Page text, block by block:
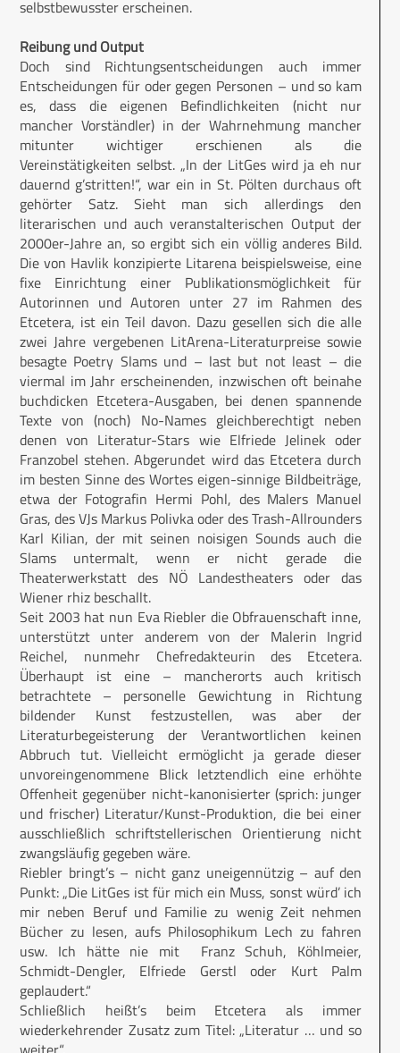
selbstbewusster erscheinen.
Reibung und Output
Doch sind Richtungsentscheidungen auch immer
Entscheidungen für oder gegen Personen – und so kam
es, dass die eigenen Befindlichkeiten (nicht nur
mancher Vorständler) in der Wahrnehmung mancher
mitunter wichtiger erschienen als die
Vereinstätigkeiten selbst. „In der LitGes wird ja eh nur
dauernd g’stritten!“, war ein in St. Pölten durchaus oft
gehörter Satz. Sieht man sich allerdings den
literarischen und auch veranstalterischen Output der
2000er-Jahre an, so ergibt sich ein völlig anderes Bild.
Die von Havlik konzipierte Litarena beispielsweise, eine
fixe Einrichtung einer Publikationsmöglichkeit für
Autorinnen und Autoren unter 27 im Rahmen des
Etcetera, ist ein Teil davon. Dazu gesellen sich die alle
zwei Jahre vergebenen LitArena-Literaturpreise sowie
besagte Poetry Slams und – last but not least – die
viermal im Jahr erscheinenden, inzwischen oft beinahe
buchdicken Etcetera-Ausgaben, bei denen spannende
Texte von (noch) No-Names gleichberechtigt neben
denen von Literatur-Stars wie Elfriede Jelinek oder
Franzobel stehen. Abgerundet wird das Etcetera durch
im besten Sinne des Wortes eigen-sinnige Bildbeiträge,
etwa der Fotografin Hermi Pohl, des Malers Manuel
Gras, des VJs Markus Polivka oder des Trash-Allrounders
Karl Kilian, der mit seinen noisigen Sounds auch die
Slams untermalt, wenn er nicht gerade die
Theaterwerkstatt des NÖ Landestheaters oder das
Wiener rhiz beschallt.
Seit 2003 hat nun Eva Riebler die Obfrauenschaft inne,
unterstützt unter anderem von der Malerin Ingrid
Reichel, nunmehr Chefredakteurin des Etcetera.
Überhaupt ist eine – mancherorts auch kritisch
betrachtete – personelle Gewichtung in Richtung
bildender Kunst festzustellen, was aber der
Literaturbegeisterung der Verantwortlichen keinen
Abbruch tut. Vielleicht ermöglicht ja gerade dieser
unvoreingenommene Blick letztendlich eine erhöhte
Offenheit gegenüber nicht-kanonisierter (sprich: junger
und frischer) Literatur/Kunst-Produktion, die bei einer
ausschließlich schriftstellerischen Orientierung nicht
zwangsläufig gegeben wäre.
Riebler bringt’s – nicht ganz uneigennützig – auf den
Punkt: „Die LitGes ist für mich ein Muss, sonst würd’ ich
mir neben Beruf und Familie zu wenig Zeit nehmen
Bücher zu lesen, aufs Philosophikum Lech zu fahren
usw. Ich hätte nie mit Franz Schuh, Köhlmeier,
Schmidt-Dengler, Elfriede Gerstl oder Kurt Palm
geplaudert.“
Schließlich heißt’s beim Etcetera als immer
wiederkehrender Zusatz zum Titel: „Literatur … und so